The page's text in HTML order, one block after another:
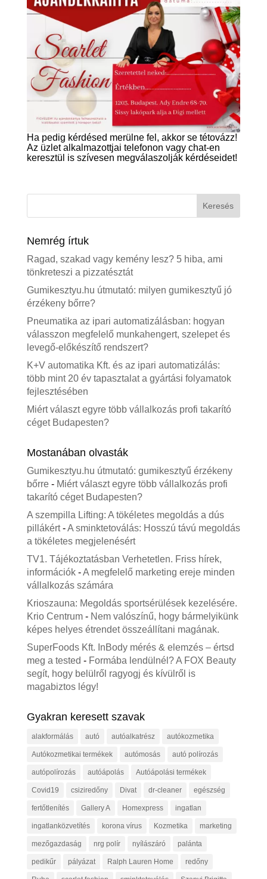
Ha pedig kérdésed merülne fel, akkor se tétovázz!
Az üzlet alkalmazottjai telefonon vagy chat-en
keresztül is szívesen megválaszolják kérdéseidet!
Nemrég írtuk
Ragad, szakad vagy kemény lesz? 5 hiba, ami
tönkreteszi a pizzatésztát
Gumikesztyu.hu útmutató: milyen gumikesztyű jó
érzékeny bőrre?
Pneumatika az ipari automatizálásban: hogyan
válasszon megfelelő munkahengert, szelepet és
levegő-előkészítő rendszert?
K+V automatika Kft. és az ipari automatizálás:
több mint 20 év tapasztalat a gyártási folyamatok
fejlesztésében
Miért választ egyre több vállalkozás profi takarító
céget Budapesten?
Mostanában olvasták
Gumikesztyu.hu útmutató: gumikesztyű érzékeny
bőrre- Miért választ egyre több vállalkozás profi
takarító céget Budapesten?
A szempilla Lifting: A tökéletes megoldás a dús
pillákért-A sminktetoválás: Hosszú távú megoldás
a tökéletes megjelenésért
TV1. Tájékoztatásban Verhetetlen. Friss hírek,
információk-A megfelelő marketing ereje minden
vállalkozás számára
Krioszauna: Megoldás sportsérülések kezelésére.
Krio Centrum- Nem valószínű, hogy bármelyikünk
képes helyes étrendet összeállítani magának.
SuperFoods Kft. InBody mérés & elemzés – értsd
meg a tested - Formába lendülnél? A FOX Beauty
segít, hogy belülről ragyogj és kívülről is
magabiztos légy!
Gyakran keresett szavak
alakformálás autó autóalkatrész autókozmetika
Autókozmetikai termékek autómosás autó polírozás
autópolírozás autóápolás Autóápolási termékek
Covid19 csiziredőny Divat dr-cleaner egészség
fertőtlenítés Gallery A Homexpress ingatlan
ingatlanközvetítés korona vírus Kozmetika marketing
mezőgazdaság nrg polír nyílászáró palánta
pedikűr pályázat Ralph Lauren Home redőny